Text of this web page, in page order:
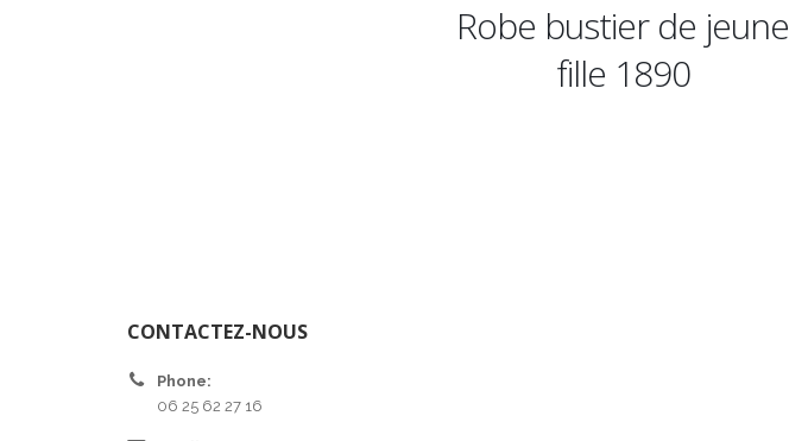
Robe bustier de jeune
fille 1890
CONTACTEZ-NOUS
Phone:
06 25 62 27 16